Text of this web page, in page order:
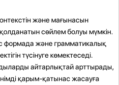
және мағынасын
сөйлем болуы мүмкін.
формада және грамматикалық
түсінуге көмектеседі.
айтарлықтай арттырады,
қарым-қатынас жасауға